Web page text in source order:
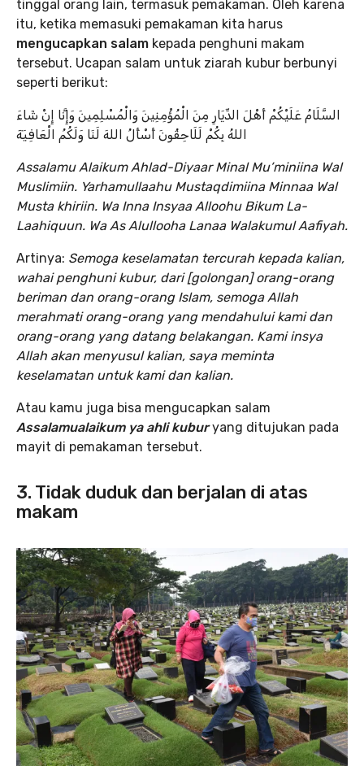
tinggal orang lain, termasuk pemakaman. Oleh karena
itu, ketika memasuki pemakaman kita harus
mengucapkan salam kepada penghuni makam
tersebut. Ucapan salam untuk ziarah kubur berbunyi
seperti berikut:
السَّلَامُ عَلَيْكُمْ أَهْلَ الدِّيَارِ مِنَ الْمُؤْمِنِينَ وَالْمُسْلِمِينَ وَإِنَّا إِنْ شَاءَ
اللهُ بِكُمْ لَلَاحِقُونَ أَسْأَلُ اللهَ لَنَا وَلَكُمُ الْعَافِيَةَ
Assalamu Alaikum Ahlad-Diyaar Minal Mu’miniina Wal
Muslimiin. Yarhamullaahu Mustaqdimiina Minnaa Wal
Musta khiriin. Wa Inna Insyaa Alloohu Bikum La-
Laahiquun. Wa As Alullooha Lanaa Walakumul Aafiyah.
Artinya: Semoga keselamatan tercurah kepada kalian,
wahai penghuni kubur, dari [golongan] orang-orang
beriman dan orang-orang Islam, semoga Allah
merahmati orang-orang yang mendahului kami dan
orang-orang yang datang belakangan. Kami insya
Allah akan menyusul kalian, saya meminta
keselamatan untuk kami dan kalian.
Atau kamu juga bisa mengucapkan salam
Assalamualaikum ya ahli kuburyang ditujukan pada
mayit di pemakaman tersebut.
3. Tidak duduk dan berjalan di atas
makam